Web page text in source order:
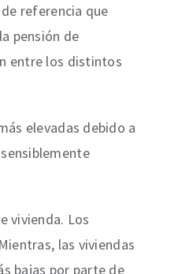
referencia que
pensión de
entre los distintos
elevadas debido a
vivienda. Los
las viviendas
bajas por parte de